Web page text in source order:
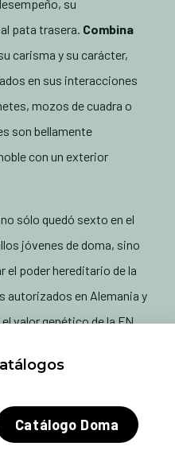
su
pata trasera. Combina
carisma y su carácter,
en sus interacciones
mozos de cuadra o
son bellamente
con un exterior
no sólo quedó sexto en el
jóvenes de doma, sino
el poder hereditario de la
autorizados en Alemania y
valor genético de la FN.
que lamentablemente
sexto en el
Catálogo Doma